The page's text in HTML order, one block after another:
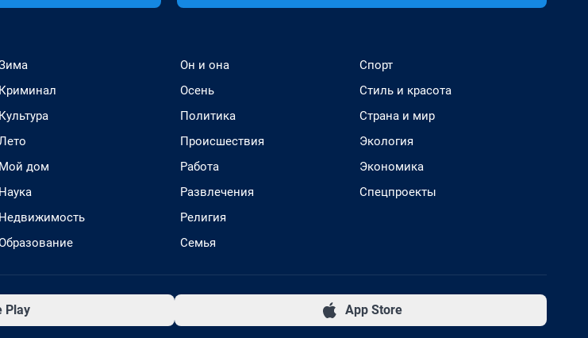
Криминал
Культура
Мой дом
Наука
Недвижимость
Он и она
Осень
Политика
Происшествия
Работа
Развлечения
Религия
Семья
Спорт
Стиль и красота
Страна и мир
Экология
Экономика
Спецпроекты
Play App Store